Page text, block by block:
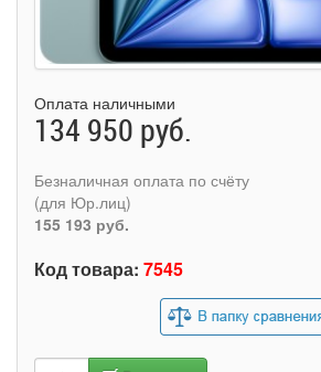
Оплата наличными
134 950 руб.
Безналичная оплата по счёту
(для Юр.лиц)
155 193 руб.
Код товара: 7545